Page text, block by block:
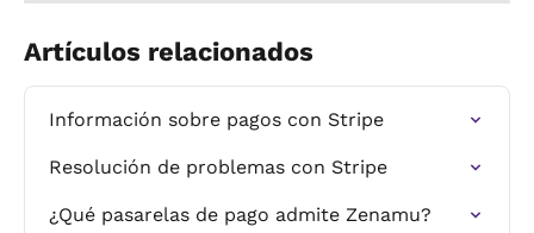
Artículos relacionados
Información sobre pagos con Stripe
Resolución de problemas con Stripe
¿Qué pasarelas de pago admite Zenamu?